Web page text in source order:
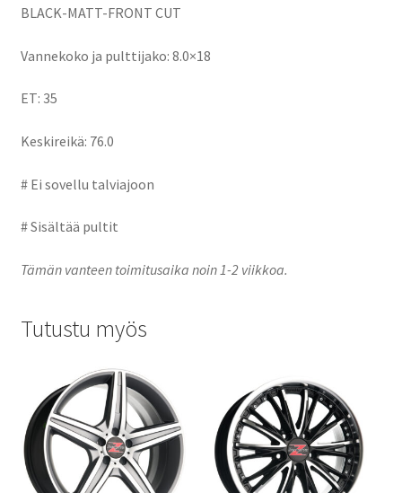
BLACK-MATT-FRONT CUT
Vannekoko ja pulttijako: 8.0×18
ET: 35
Keskireikä: 76.0
# Ei sovellu talviajoon
# Sisältää pultit
Tämän vanteen toimitusaika noin 1-2 viikkoa.
Tutustu myös